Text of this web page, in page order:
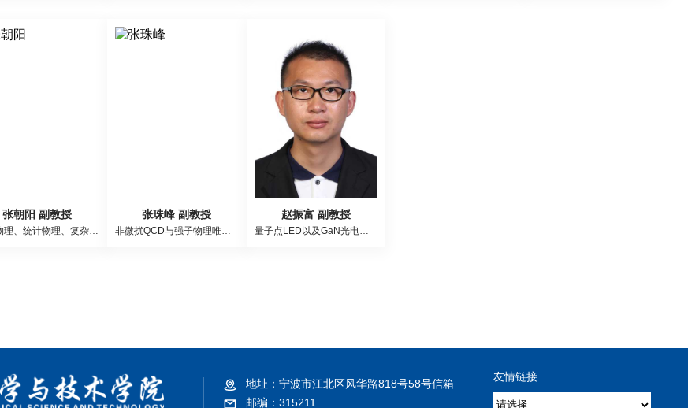
张朝阳 副教授
理论物理、统计物理、复杂系统、非线性动力学、系统生物学
张珠峰 副教授
非微扰QCD与强子物理唯象学
赵振富 副教授
量子点LED以及GaN光电子器件
地址： 宁波市江北区风华路818号58号信箱
邮编： 315211
友情链接